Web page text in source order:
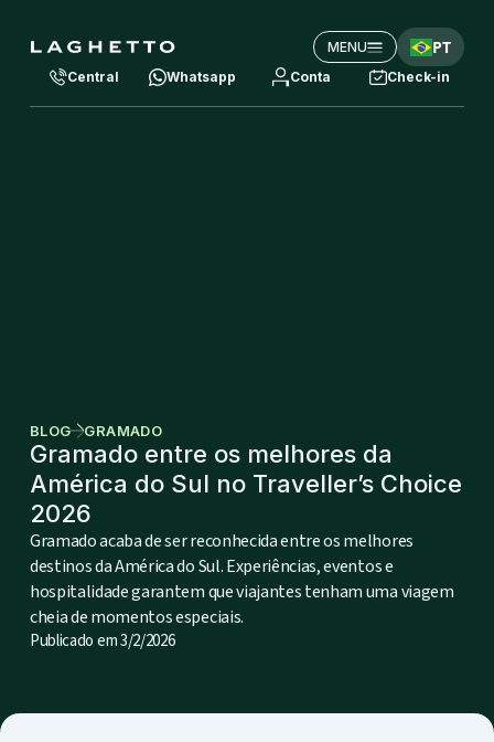
MENU PT
Central Whatsapp Conta Check-in
BLOG GRAMADO
Gramado entre os melhores da
América do Sul no Traveller’s Choice
2026
Gramado acaba de ser reconhecida entre os melhores
destinos da América do Sul. Experiências, eventos e
hospitalidade garantem que viajantes tenham uma viagem
cheia de momentos especiais.
Publicado em3/2/2026